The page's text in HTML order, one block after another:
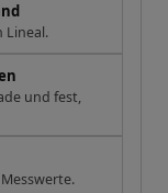
Lineal.
und fest,